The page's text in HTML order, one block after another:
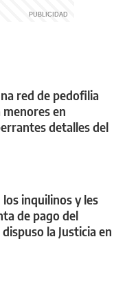
red de pedofilia
en
detalles del
inquilinos y les
de pago del
la Justicia en